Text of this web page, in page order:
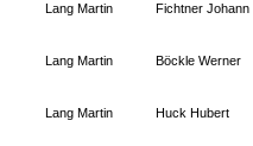
Lang Martin Fichtner Johann
Lang Martin Böckle Werner
Lang Martin Huck Hubert